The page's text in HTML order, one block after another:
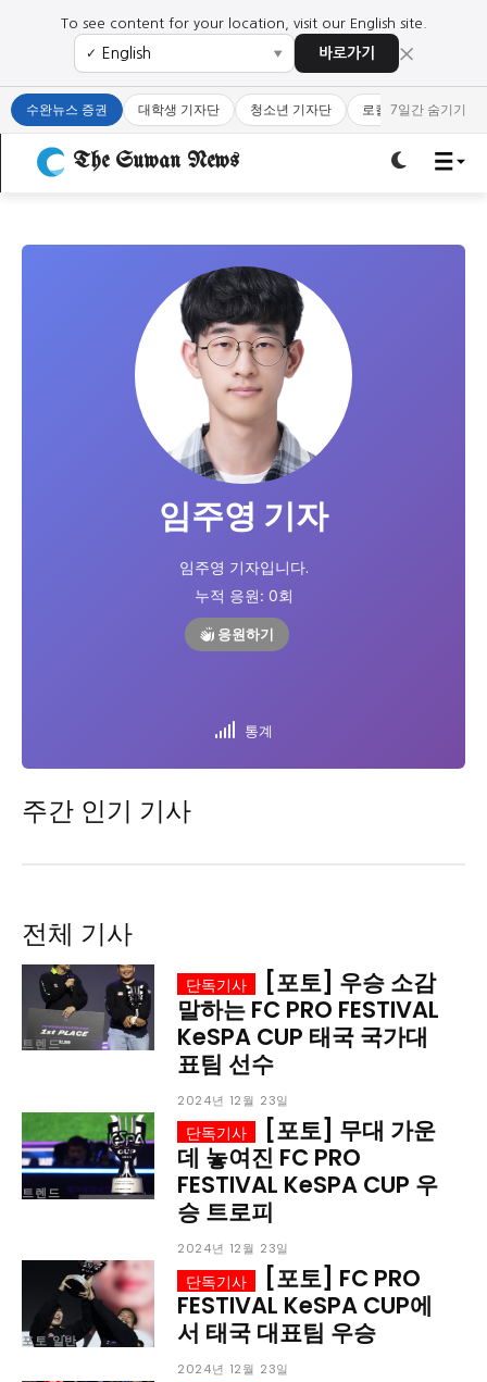
로그인하세요
주요 뉴스
과학·미디어 연예
오피니언 & 특집
특집 기사 바로가기 : 청소년· 청년
시 문학 (문학산책)
정치
지역 & 글로벌 뉴스
ENG 中文
서비스 & 앱
수완뉴스 추천 서비스
스토어 수완 키즈 청년공감
이니셔티브
기자단 참여
저널리즘 바이브
출판서비스
보도자료 작성 서비스
스위프트 하이브
라라프레스
오픈미트
로그인하세요
주요 뉴스
과학·미디어 연예
오피니언 & 특집
특집 기사 바로가기 : 청소년· 청년
시 문학 (문학산책)
정치
지역 & 글로벌 뉴스
ENG 中文
서비스 & 앱
수완뉴스 추천 서비스
스토어 수완 키즈 청년공감
이니셔티브
기자단 참여
저널리즘 바이브
출판서비스
보도자료 작성 서비스
스위프트 하이브
라라프레스
오픈미트
To see content for your location, visit our English site.
✓ ▼ 바로가기 ×
수완뉴스 증권 대학생 기자단 청소년 기자단 로컬 큐레이터
7일간 숨기기
The Suwan News
임주영 기자
임주영 기자입니다.
누적 응원: 0회
응원하기
통계
주간 인기 기사
전체 기사
트렌드
[포토] 우승 소감
말하는 FC PRO FESTIVAL
KeSPA CUP 태국 국가대
표팀 선수
2024년 12월 23일
트렌드
[포토] 무대 가운
데 놓여진 FC PRO
FESTIVAL KeSPA CUP 우
승 트로피
2024년 12월 23일
포토 일반
[포토] FC PRO
FESTIVAL KeSPA CUP에
서 태국 대표팀 우승
2024년 12월 23일